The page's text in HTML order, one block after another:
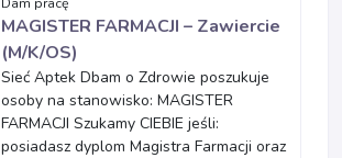
MAGISTER FARMACJI – Zawiercie
(M/K/OS)
Sieć Aptek Dbam o Zdrowie poszukuje
osoby na stanowisko: MAGISTER
FARMACJI Szukamy CIEBIE jeśli:
posiadasz dyplom Magistra Farmacji oraz